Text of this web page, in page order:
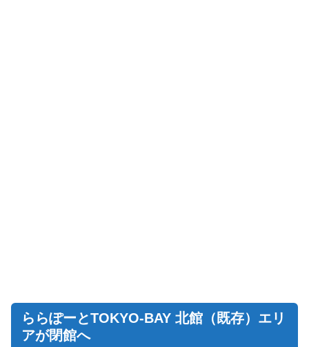
ららぽーとTOKYO-BAY 北館（既存）エリ
アが閉館へ